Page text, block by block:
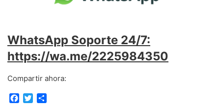
WhatsApp Soporte 24/7:
https://wa.me/2225984350
Compartir ahora: